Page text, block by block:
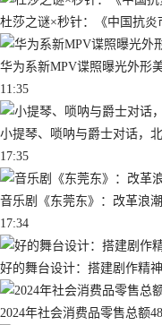
杜莎之谜×秒针：《中国抗炎
华为系新MPV谍照曝光外形
11:35
小提琴、唢呐与爵士对话，
17:35
音乐剧《东莞东》：改革浪
17:34
好的舞台设计：搭建剧作精
2024年社会消费品零售总额